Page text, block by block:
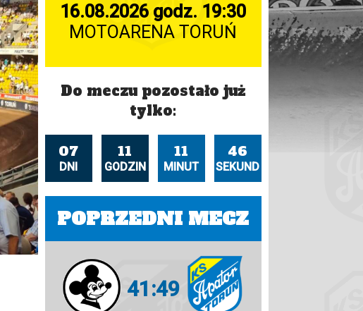
16.08.2026 godz. 19:30
MOTOARENA TORUŃ
Do meczu pozostało już
tylko:
07
DNI
11
GODZIN
11
MINUT
45
SEKUND
POPRZEDNI MECZ
41:49